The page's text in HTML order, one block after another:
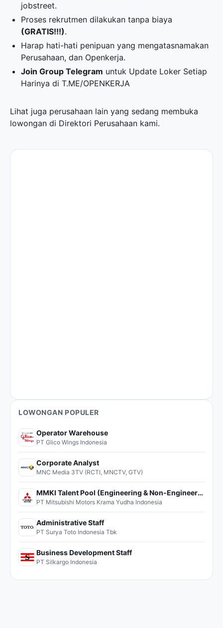
jobstreet.
Proses rekrutmen dilakukan tanpa biaya
(GRATIS!!!).
Harap hati-hati penipuan yang mengatasnamakan
Perusahaan, dan Openkerja.
Join Group Telegram untuk Update Loker Setiap
Harinya diT.ME/OPENKERJA
Lihat juga perusahaan lain yang sedang membuka
lowongan di Direktori Perusahaan kami.
LOWONGAN POPULER
Operator Warehouse
PT Glico Wings Indonesia
Corporate Analyst
MNC Media 3TV (RCTI, MNCTV, GTV)
MMKI Talent Pool (Engineering & Non-Engineering)
PT Mitsubishi Motors Krama Yudha Indonesia
Administrative Staff
PT Surya Toto Indonesia Tbk
Business Development Staff
PT Silkargo Indonesia